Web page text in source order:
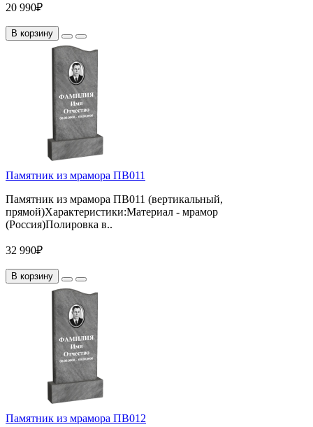
20 990₽
В корзину
Памятник из мрамора ПВ011
Памятник из мрамора ПВ011 (вертикальный,
прямой)Характеристики:Материал - мрамор
(Россия)Полировка в..
32 990₽
В корзину
Памятник из мрамора ПВ012